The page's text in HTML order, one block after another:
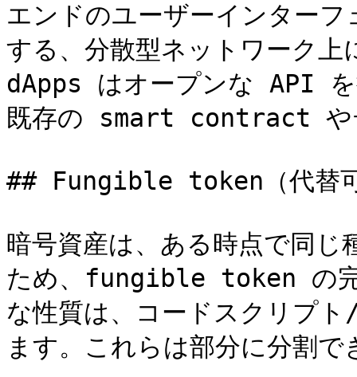
エンドのユーザーインタ
する、分散型ネットワーク
dApps はオープンな API を
既存の smart contract や
## Fungible token（代替
暗号資産は、ある時点で同じ
ため、fungible token の完
な性質は、コードスクリ
ます。これらは部分に分割